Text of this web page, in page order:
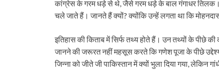
कांग्रेस के गरम धड़े से थे, जैसे गरम धड़े के बाल गंगाधर
चले जाते हैं। जानते हैं क्यों? क्योंकि उन्हें लगता था कि
इतिहास की किताब में सिर्फ तथ्य होते हैं। उन तथ्यों के पीछे
जानने की जरूरत नहीं महसूस करते कि गणेश पूजा के पीछे
जिन्ना को जीते जी पाकिस्तान में क्यों भुला दिया गया, लेकिन